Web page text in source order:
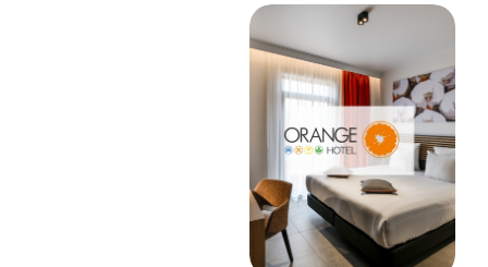
Une stratégie
digitale
complète
pour
renforcer la
visibilité d’un
hôtel en
pleine
croissance